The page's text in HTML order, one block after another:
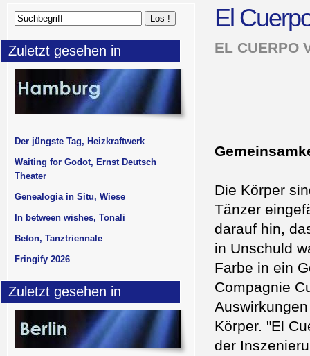
El
EL CUERPO
Die Körper
Tänzer
darauf hin,
in Unschuld
Farbe in ein
Compagnie
Körper. "El
der
Zuletzt gesehen in
Der jüngste Tag, Heizkraftwerk
Waiting for Godot, Ernst Deutsch
Theater
Genealogia in Situ, Wiese
In between wishes, Tonali
Beton, Tanztriennale
Fringify 2026
Zuletzt gesehen in